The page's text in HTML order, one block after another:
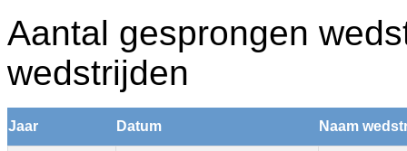
Aantal gesprongen
wedstrijden
Jaar Datum Naam